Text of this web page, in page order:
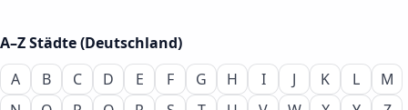
A–Z Städte (Deutschland)
A
B C D E F G H I J K L
M